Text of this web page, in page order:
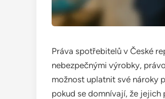
Práva spotřebitelů v České
nebezpečnými výrobky,
možnost uplatnit své nároky
pokud se domnívají, že jejich